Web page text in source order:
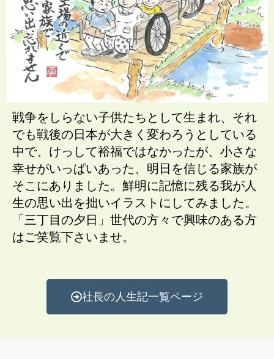
戦争をしらない子供たちとして生まれ、それ
でも戦後の日本が大きく変わろうとしている
中で、けっして裕福ではなかったが、小さな
幸せがいっぱいあった、明日を信じる家族が
そこにありました。鮮明に記憶に残る我が人
生の思い出を拙いイラストにしてみました。
「三丁目の夕日」世代の方々で興味のある方
はご笑覧下さいませ。
社長の人生記一覧ページ